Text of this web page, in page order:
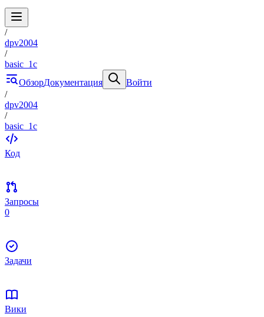
/
dpv2004
/
basic_1c
ОбзорДокументация
Войти
/
dpv2004
/
basic_1c
Код
Запросы
0
Задачи
Вики